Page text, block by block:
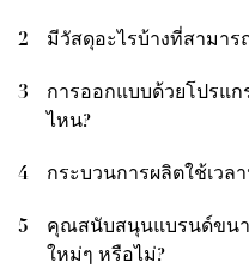
2 มีวัสดุอะไรบ้างที่สามาร
3
การออกแบบด้วยโปรแ
ไหน?
4 กระบวนการผลิตใช้เวล
5
คุณสนับสนุนแบรนด์ขนา
ใหม่ๆ หรือไม่?